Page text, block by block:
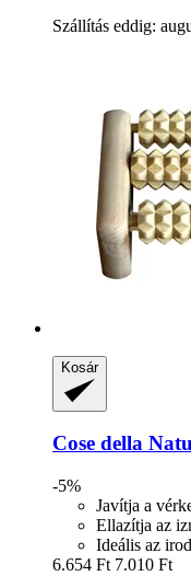
Szállítás eddig:
Kosár
Cose della
-5%
Javítja a
Ellazítja az
Ideális az
6.654 Ft 7.010 Ft